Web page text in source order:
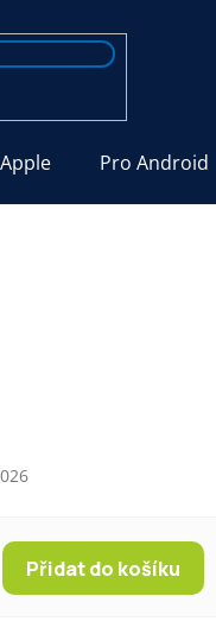
Pro Android
Přidat do košíku